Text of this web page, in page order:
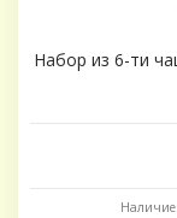
Набор из 6-ти
Наличие: